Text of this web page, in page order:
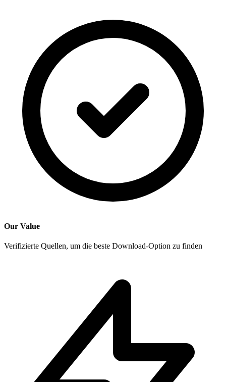
Our Value
Verifizierte Quellen, um die beste Download-Option zu finden